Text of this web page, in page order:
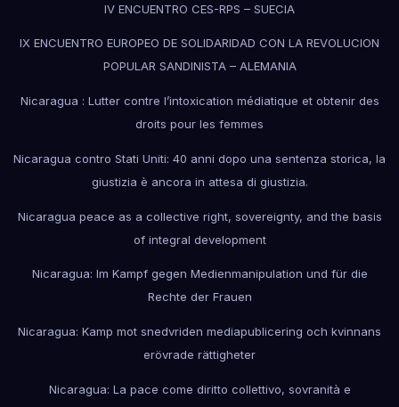
IV ENCUENTRO CES-RPS – SUECIA
IX ENCUENTRO EUROPEO DE SOLIDARIDAD CON LA REVOLUCION
POPULAR SANDINISTA – ALEMANIA
Nicaragua : Lutter contre l’intoxication médiatique et obtenir des
droits pour les femmes
Nicaragua contro Stati Uniti: 40 anni dopo una sentenza storica, la
giustizia è ancora in attesa di giustizia.
Nicaragua peace as a collective right, sovereignty, and the basis
of integral development
Nicaragua: Im Kampf gegen Medienmanipulation und für die
Rechte der Frauen
Nicaragua: Kamp mot snedvriden mediapublicering och kvinnans
erövrade rättigheter
Nicaragua: La pace come diritto collettivo, sovranità e